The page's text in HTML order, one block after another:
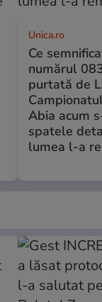
Unica.ro
Ce
numărul
purtată de
Abia acum
spatele
lumea l-a